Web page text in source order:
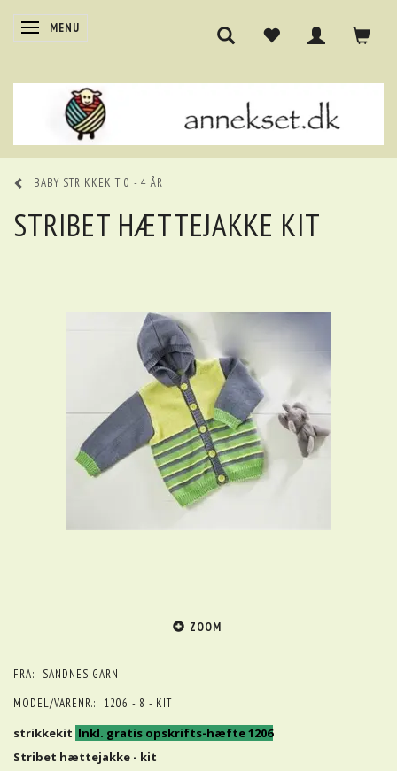
SKIFTE NAVIGATION
MENU
BABY STRIKKEKIT 0 - 4 ÅR
STRIBET HÆTTEJAKKE KIT
ZOOM
FRA:
SANDNES GARN
MODEL/VARENR.:
1206 - 8 - KIT
strikkekit Inkl. gratis opskrifts-hæfte 1206
Stribet hættejakke - kit